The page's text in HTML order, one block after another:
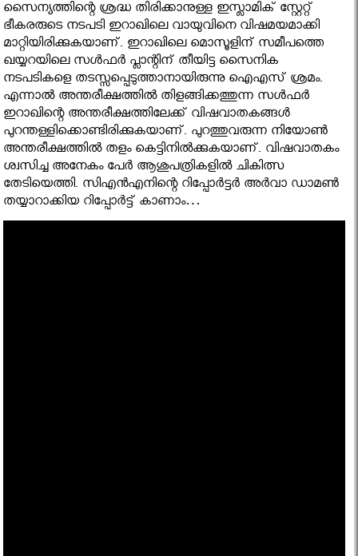
സൈന്യത്തിന്റെ ശ്രദ്ധ തിരിക്കാനുള്ള ഇസ്ലാമിക് സ്റ്റേറ്റ്
ഭീകരരുടെ നടപടി ഇറാഖിലെ വായുവിനെ വിഷമയമാക്കി
മാറ്റിയിരിക്കുകയാണ്. ഇറാഖിലെ മൊസൂളിന് സമീപത്തെ
ഖയ്യറയിലെ സള്‍ഫര്‍ പ്ലാന്റിന് തീയിട്ട സൈനിക
നടപടികളെ തടസ്സപ്പെടുത്താനായിരുന്നു ഐഎസ് ശ്രമം.
എന്നാല്‍ അന്തരീക്ഷത്തില്‍ തിളങ്ങിക്കത്തുന്ന സള്‍ഫര്‍
ഇറാഖിന്റെ അന്തരീക്ഷത്തിലേക്ക് വിഷവാതകങ്ങള്‍
പുറന്തള്ളിക്കൊണ്ടിരിക്കുകയാണ്. പുറത്തുവരുന്ന നിയോണ്‍
അന്തരീക്ഷത്തില്‍ തളം കെട്ടിനില്‍ക്കുകയാണ്. വിഷവാതകം
ശ്വസിച്ച അനേകം പേര്‍ ആശുപത്രികളില്‍ ചികിത്സ
തേടിയെത്തി. സിഎന്‍എനിന്റെ റിപ്പോര്‍ട്ടര്‍ അര്‍വാ ഡാമണ്‍
തയ്യാറാക്കിയ റിപ്പോര്‍ട്ട് കാണാം…